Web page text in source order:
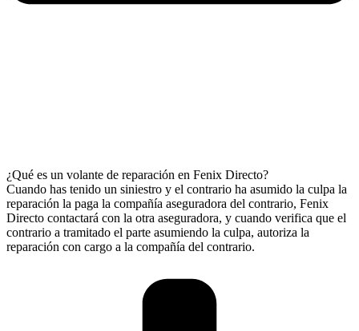
¿Qué es un volante de reparación en Fenix Directo?
Cuando has tenido un siniestro y el contrario ha asumido la culpa la
reparación la paga la compañía aseguradora del contrario, Fenix
Directo contactará con la otra aseguradora, y cuando verifica que el
contrario a tramitado el parte asumiendo la culpa, autoriza la
reparación con cargo a la compañía del contrario.